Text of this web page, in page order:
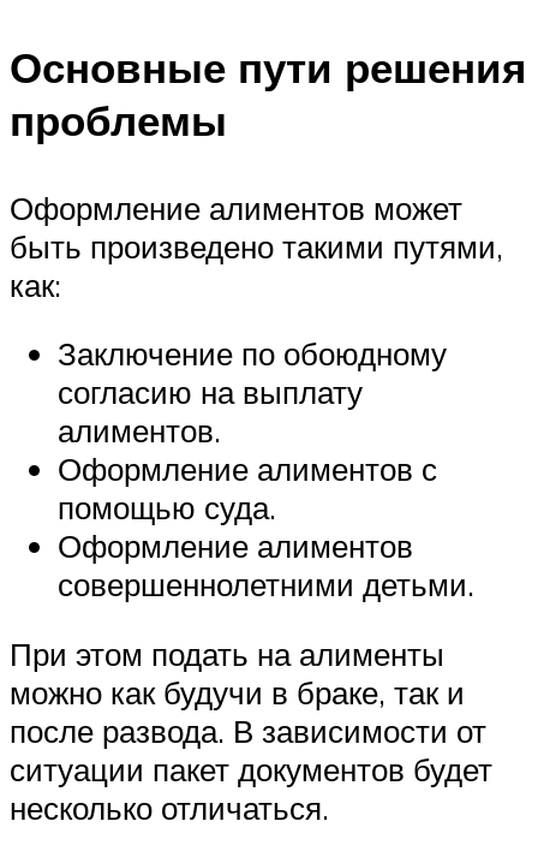
Основные пути решения
проблемы
Оформление алиментов может
быть произведено такими путями,
как:
Заключение по обоюдному
согласию на выплату
алиментов.
Оформление алиментов с
помощью суда.
Оформление алиментов
совершеннолетними детьми.
При этом подать на алименты
можно как будучи в браке, так и
после развода. В зависимости от
ситуации пакет документов будет
несколько отличаться.